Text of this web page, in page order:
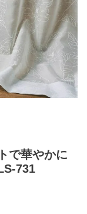
で華やかに
731